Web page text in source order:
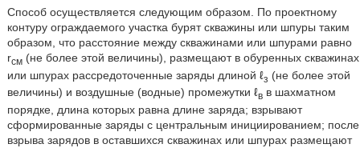
Способ осуществляется следующим образом. По проектному
контуру ограждаемого участка бурят скважины или шпуры таким
образом, что расстояние между скважинами или шпурами равно
rсм(не более этой величины), размещают в обуренных скважинах
или шпурах рассредоточенные заряды длиной ℓз (не более этой
величины) и воздушные (водные) промежутки ℓвв шахматном
порядке, длина которых равна длине заряда; взрывают
сформированные заряды с центральным инициированием; после
взрыва зарядов в оставшихся скважинах или шпурах размещают